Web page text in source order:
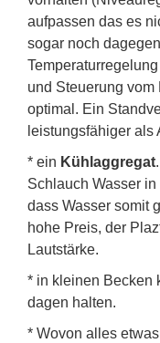
aufpassen das es
sogar noch
und Steuerung
optimal. Ein
leistungsfähiger als
* ein Kühlaggregat
Schlauch Wasser
dass Wasser somit
hohe Preis, der
Lautstärke.
* in kleinen Becken
dagen halten.
* Wovon alles